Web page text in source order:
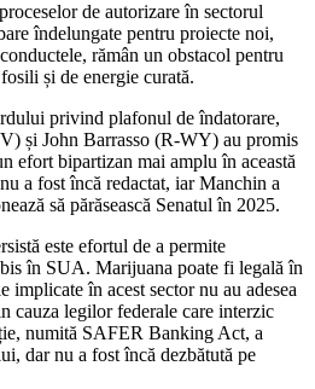
de autorizare în sectorul
îndelungate pentru proiecte noi,
rămân un obstacol pentru
și de energie curată.
privind plafonul de îndatorare,
și John Barrasso (R-WY) au promis
efort bipartizan mai amplu în această
a fost încă redactat, iar Manchin a
să părăsească Senatul în 2025.
este efortul de a permite
în SUA. Marijuana poate fi legală în
implicate în acest sector nu au adesea
cauza legilor federale care interzic
numită SAFER Banking Act, a
dar nu a fost încă dezbătută pe